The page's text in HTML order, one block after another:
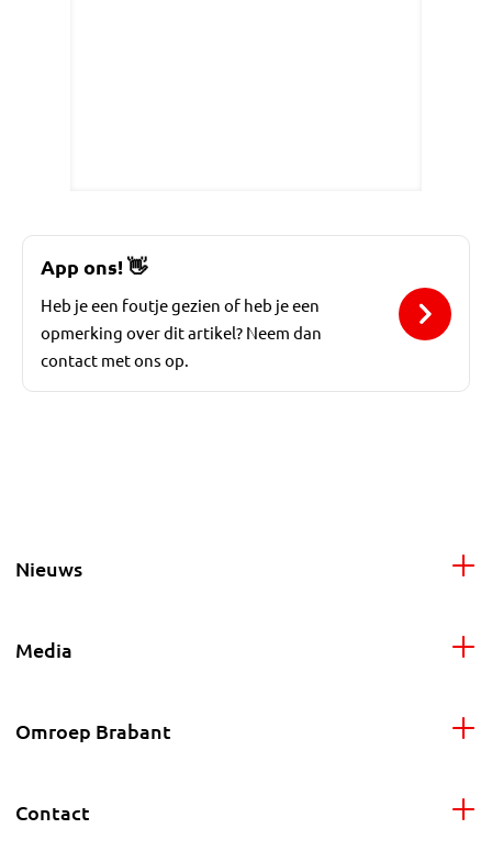
App ons!👋
Heb je een foutje gezien of heb je een
opmerking over dit artikel? Neem dan
contact met ons op.
Nieuws
Media
Omroep Brabant
Contact